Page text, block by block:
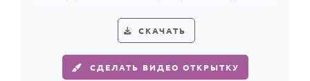
СКАЧАТЬ
СДЕЛАТЬ ВИДЕО ОТКРЫТКУ